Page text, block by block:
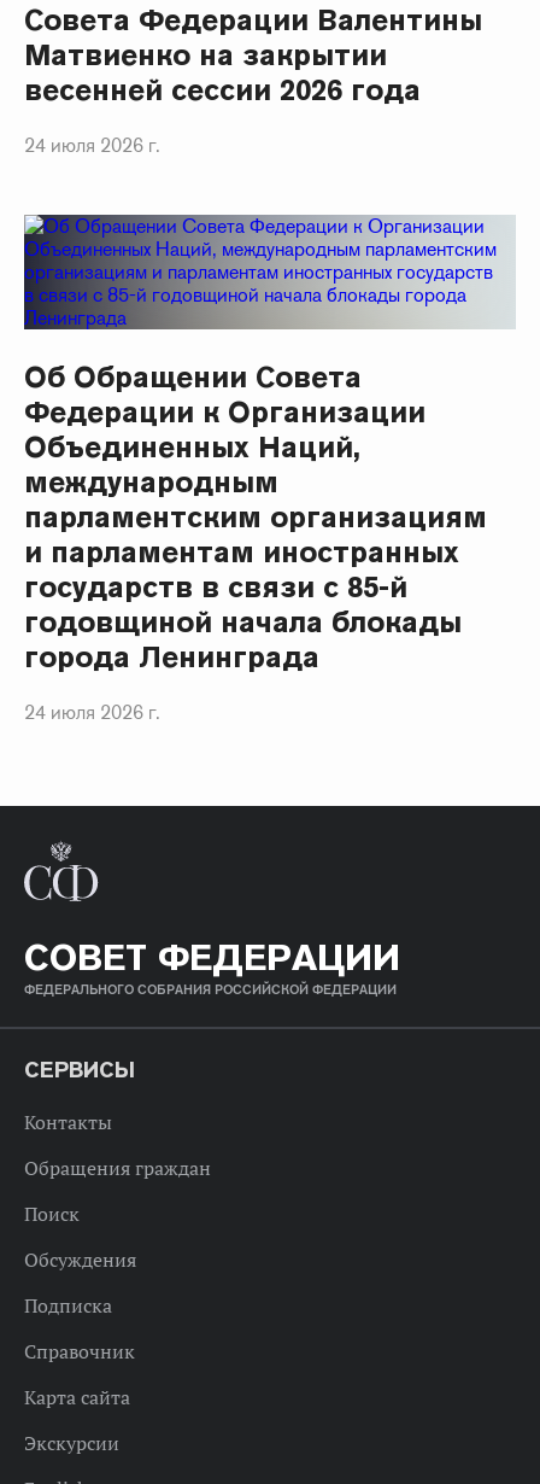
Совета Федерации Валентины
Матвиенко на закрытии
весенней сессии 2026 года
24 июля 2026 г.
Об Обращении Совета
Федерации к Организации
Объединенных Наций,
международным
парламентским организациям
и парламентам иностранных
государств в связи с 85-й
годовщиной начала блокады
города Ленинграда
24 июля 2026 г.
СОВЕТ ФЕДЕРАЦИИ
ФЕДЕРАЛЬНОГО СОБРАНИЯ РОССИЙСКОЙ ФЕДЕРАЦИИ
СЕРВИСЫ
Контакты
Обращения граждан
Поиск
Обсуждения
Подписка
Справочник
Карта сайта
Экскурсии